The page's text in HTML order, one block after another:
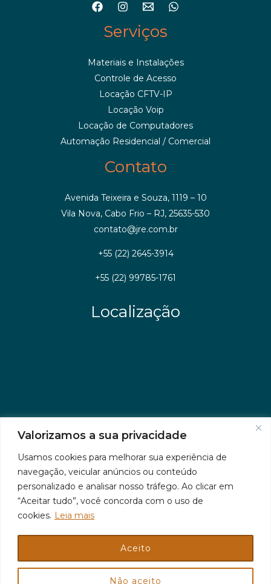
Valorizamos a sua privacidade
Usamos cookies para melhorar sua experiência de
navegação, veicular anúncios ou conteúdo
personalizado e analisar nosso tráfego. Ao clicar em
“Aceitar tudo”, você concorda com o uso de
cookies. Leia mais
Não aceito
Aceito
Serviços
Materiais e Instalações
Controle de Acesso
Locação CFTV-IP
Locação Voip
Locação de Computadores
Automação Residencial / Comercial
Contato
Avenida Teixeira e Souza, 1119 – 10
Vila Nova, Cabo Frio – RJ, 25635-530
contato@jre.com.br
+55 (22) 2645-3914
+55 (22) 99785-1761
Localização
© 2026 Jr Plus Automação Comercial e Residencial